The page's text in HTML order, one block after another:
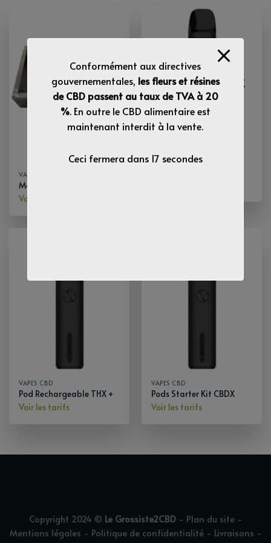
VAPES CBD
Moule presse pollen
Voir les tarifs
RUPTURE DE STOCK
VAPES CBD
VAPES CBD
Pod Rechargeable THX +
Voir les tarifs
VAPES CBD
Pods Starter Kit CBDX
Voir les tarifs
Copyright 2024 © Le Grossiste2CBD- Plan du site-
Mentions légales - Politique de confidentialité- Livraisons -
Conformément aux directives
gouvernementales, les fleurs et résines
de CBD passent au taux de TVA à 20
%. En outre le CBD alimentaire est
maintenant interdit à la vente.
Ceci fermera dans 17 secondes